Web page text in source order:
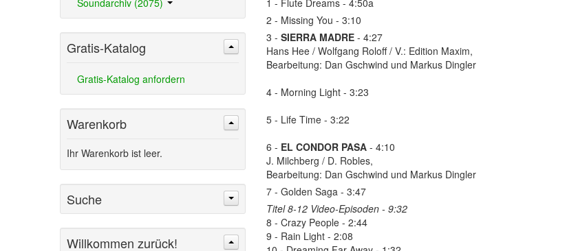
1 - Flute Dreams - 4:50a
2 - Missing You - 3:10
3 - SIERRA MADRE - 4:27
Hans Hee / Wolfgang Roloff / V.: Edition Maxim,
Bearbeitung: Dan Gschwind und Markus Dingler
4 - Morning Light - 3:23
5 - Life Time - 3:22
6 - EL CONDOR PASA - 4:10
J. Milchberg / D. Robles,
Bearbeitung: Dan Gschwind und Markus Dingler
7 - Golden Saga - 3:47
Titel 8-12 Video-Episoden - 9:32
8 - Crazy People - 2:44
9 - Rain Light - 2:08
Soundarchiv (2075)
Gratis-Katalog
Gratis-Katalog anfordern
Warenkorb
Ihr Warenkorb ist leer.
Suche
Willkommen zurück!